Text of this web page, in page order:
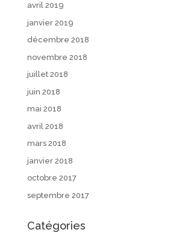
avril 2019
janvier 2019
décembre 2018
novembre 2018
juillet 2018
juin 2018
mai 2018
avril 2018
mars 2018
janvier 2018
octobre 2017
septembre 2017
Catégories